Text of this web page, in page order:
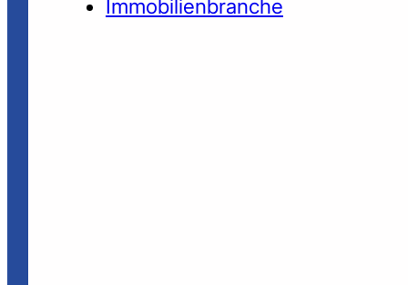
Immobilienbranche